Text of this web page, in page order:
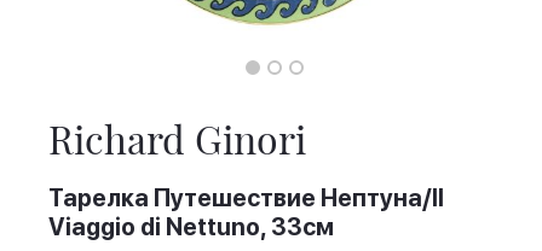
beginning
of
the
images
gallery
Richard Ginori
Тарелка Путешествие Нептуна/Il
Viaggio di Nettuno, 33см